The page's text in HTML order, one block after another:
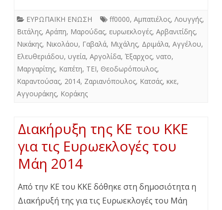
ΕΥΡΩΠΑΪΚΗ ΕΝΩΣΗ ff0000, Αμπατιέλος, Λουγγής,
Βιτάλης, Αράπη, Μαρούδας, ευρωεκλογές, Αρβανιτίδης,
Νικάκης, Νικολάου, Γαβαλά, Μιχάλης, Δριμάλα, Αγγέλου,
Ελευθεριάδου, υγεία, Αργολίδα, Έξαρχος, νατο,
Μαργαρίτης, Καπέτη, ΤΕΙ, Θεοδωρόπουλος,
Καραντούσας, 2014, Ζαριανόπουλος, Κατσάς, κκε,
Αγγουράκης, Κοράκης
Διακήρυξη της ΚΕ του ΚΚΕ
για τις Ευρωεκλογές του
Μάη 2014
Από την ΚΕ του ΚΚΕ δόθηκε στη δημοσιότητα η
Διακήρυξή της για τις Ευρωεκλογές του Μάη